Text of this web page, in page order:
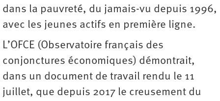
dans la pauvreté, du jamais-vu depuis 1996,
avec les jeunes actifs en première ligne.
L’OFCE (Observatoire français des
conjonctures économiques) démontrait,
dans un document de travail rendu le 11
juillet, que depuis 2017 le creusement du